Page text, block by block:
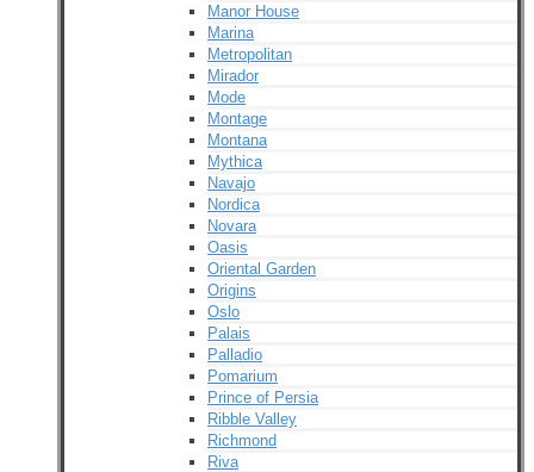
Manor House
Marina
Metropolitan
Mirador
Mode
Montage
Montana
Mythica
Navajo
Nordica
Novara
Oasis
Oriental Garden
Origins
Oslo
Palais
Palladio
Pomarium
Prince of Persia
Ribble Valley
Richmond
Riva